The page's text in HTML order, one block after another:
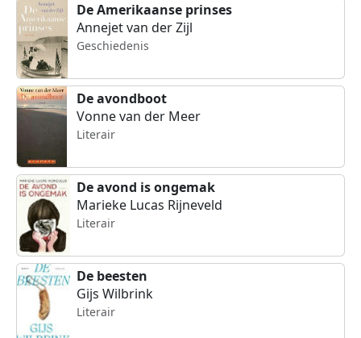
De Amerikaanse prinses
Annejet van der Zijl
Geschiedenis
De avondboot
Vonne van der Meer
Literair
De avond is ongemak
Marieke Lucas Rijneveld
Literair
De beesten
Gijs Wilbrink
Literair